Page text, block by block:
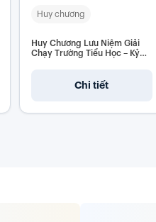
Huy chương
Huy Chương Lưu Niệm Giải
Chạy Trường Tiểu Học – Kỷ
Chi tiết